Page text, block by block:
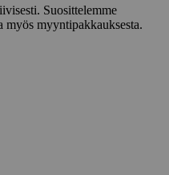
Suosittelemme
myös myyntipakkauksesta.